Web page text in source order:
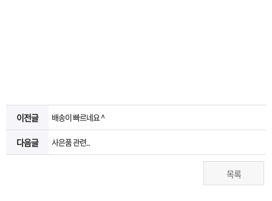
이전글 배송이 빠르네요 ^
다음글 사은품 관련..
목록